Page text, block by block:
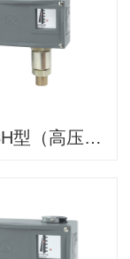
YTK-18H型（高压）压力开关/压力控制器